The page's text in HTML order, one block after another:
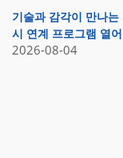
기술과 감각이 만나는
시 연계 프로그램 열어
2026-08-04